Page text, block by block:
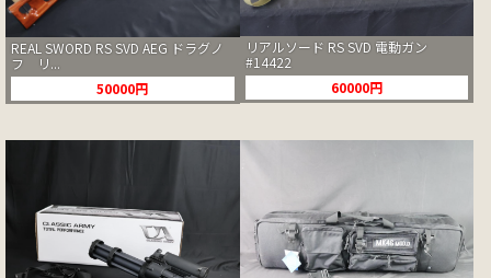
REAL SWORD RS SVD AEG ドラグノ
フ リ...
50000円
リアルソード RS SVD 電動ガン
#14422
60000円